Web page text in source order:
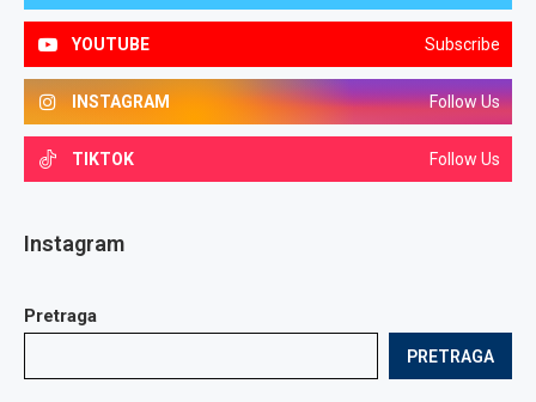
YOUTUBE Subscribe
INSTAGRAM Follow Us
TIKTOK Follow Us
Instagram
Pretraga
PRETRAGA